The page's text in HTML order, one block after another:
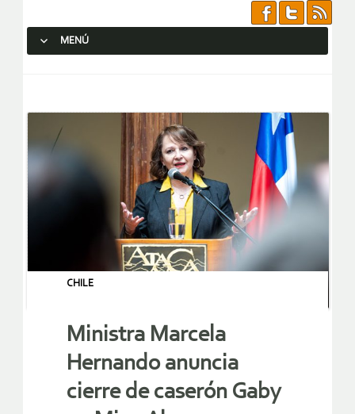
MENÚ
CHILE
Ministra Marcela
Hernando anuncia
cierre de caserón Gaby